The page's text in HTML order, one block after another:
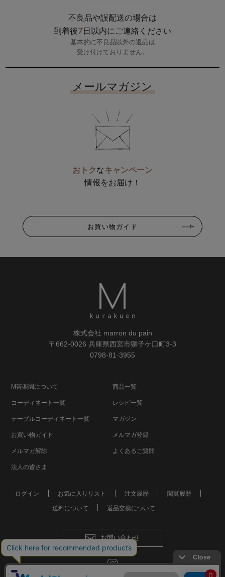
不良品や誤配送の場合は
到着後7日以内にご連絡ください
基本的に不良品以外の返品は
受け付けておりません。
メールマガジン
おトクなキャンペーン
情報をお届け！
お買い物ガイド
株式会社 marron du pain
〒662-0026 兵庫県西宮市獅子ケ口町3-3
0798-81-3955
M苦楽園について 商品一覧
コーディネート一覧 レシピ一覧
テーブルコーディネート一覧 マガジン
お買い物ガイド メルマガ登録
メルマガ解除 よくあるご質問
法人の皆さま
ログイン お気に入りリスト 注文履歴 閲覧履歴
送料について 返品交換について
お問い合わせ